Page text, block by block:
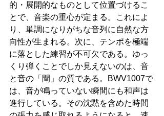
的・展開的なものとして位置づけるこ
とで、音楽の重心が定まる。これによ
り、単調になりがちな音列に自然な方
向性が生まれる。次に、テンポを極端
に落とした練習が不可欠である。ゆっ
くり弾くことでしか見えないのは、音
と音の「間」の質である。BWV1007で
は、音が鳴っていない瞬間にも和声は
進行している。その沈黙を含めた時間